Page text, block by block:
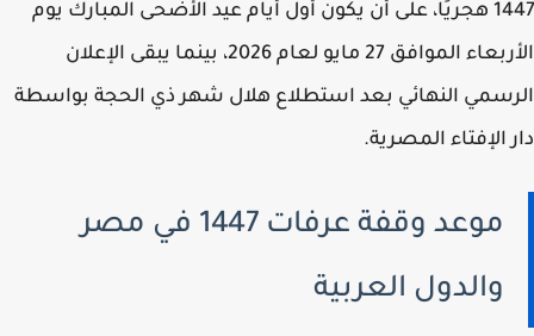
1447 هجريًا، على أن يكون أول أيام عيد الأضحى المبارك يوم
الأربعاء الموافق 27 مايو لعام 2026، بينما يبقى الإعلان
النهائي بعد استطلاع هلال شهر ذي الحجة بواسطة
الإفتاء المصرية.
موعد وقفة عرفات 1447 في مصر
والدول العربية